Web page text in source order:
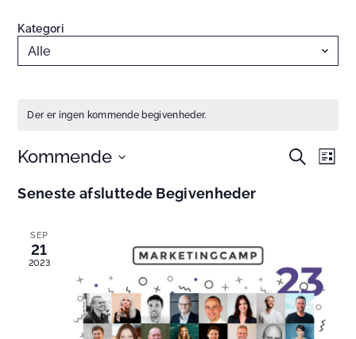
Kategori
Der er ingen kommende begivenheder.
Søg
Liste
Kommende
dato.
Seneste afsluttede Begivenheder
SEP
21
2023